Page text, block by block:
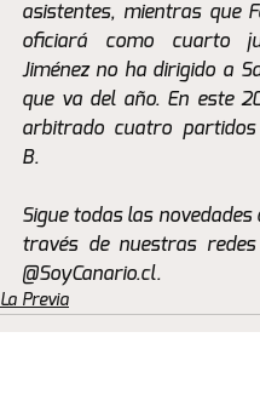
asistentes, mientras que
oficiará como cuarto
Jiménez no ha dirigido a
que va del año. En este
arbitrado cuatro
B.
Sigue todas las novedades
través de nuestras redes
@SoyCanario.cl.
La Previa